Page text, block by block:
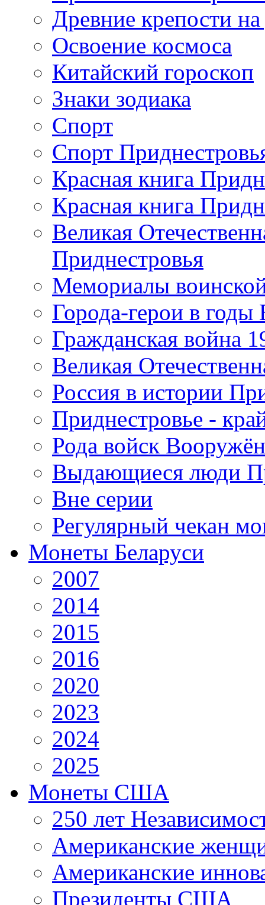
Древние крепости
Освоение космоса
Китайский гороскоп
Знаки зодиака
Спорт
Спорт
Красная книга
Красная книга
Великая
Приднестровья
Мемориалы
Города-герои в
Гражданская война
Великая
Россия в истории
Приднестровье -
Рода войск
Выдающиеся люди
Вне серии
Регулярный чекан
Монеты Беларуси
2007
2014
2015
2016
2020
2023
2024
2025
Монеты США
250 лет
Американские
Американские
Президенты США